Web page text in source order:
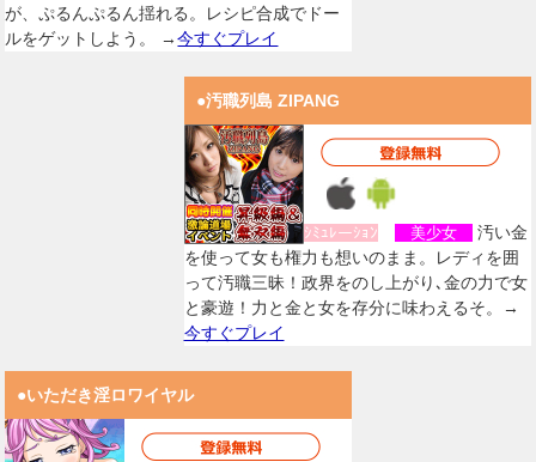
が、ぷるんぷるん揺れる。レシピ合成でドー
ルをゲットしよう。 →今すぐプレイ
●汚職列島 ZIPANG
ｼﾐｭﾚーｼｮﾝ 美少女
汚い金
を使って女も権力も想いのまま。レディを囲
って汚職三昧！政界をのし上がり､金の力で女
と豪遊！力と金と女を存分に味わえるそ。→
今すぐプレイ
●いただき淫ロワイヤル